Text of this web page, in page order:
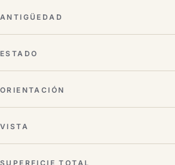
ANTIGÜEDAD
ESTADO
ORIENTACIÓN
VISTA
SUPERFICIE TOTAL